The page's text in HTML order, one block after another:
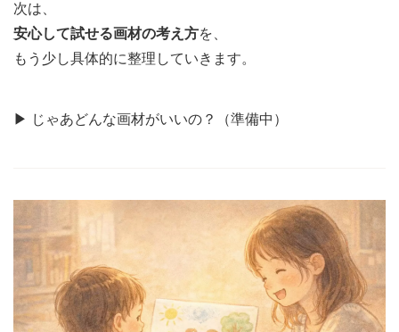
次は、
安心して試せる画材の考え方を、
もう少し具体的に整理していきます。
▶︎ じゃあどんな画材がいいの？（準備中）